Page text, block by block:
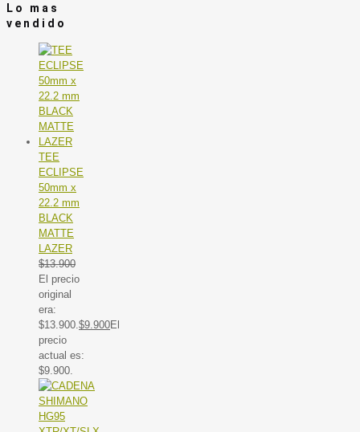
Lo mas
vendido
TEE
ECLIPSE
50mm x
22.2 mm
BLACK
MATTE
LAZER
$13.900
El precio
original
era:
$13.900. $9.900El
precio
actual es:
$9.900.